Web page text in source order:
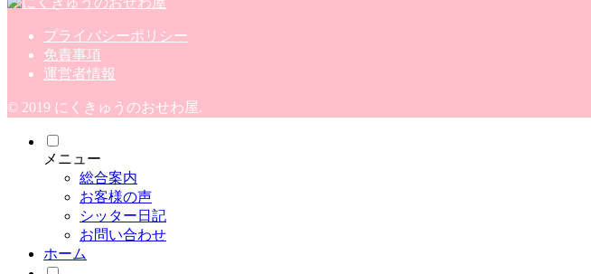
プライバシーポリシー
免責事項
運営者情報
© 2019 にくきゅうのおせわ屋.
メニュー
総合案内
お客様の声
シッター日記
お問い合わせ
ホーム